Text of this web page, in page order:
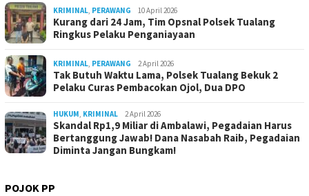
KRIMINAL, PERAWANG 10 April 2026
Kurang dari 24 Jam, Tim Opsnal Polsek Tualang
Ringkus Pelaku Penganiayaan
KRIMINAL, PERAWANG 2 April 2026
Tak Butuh Waktu Lama, Polsek Tualang Bekuk 2
Pelaku Curas Pembacokan Ojol, Dua DPO
HUKUM, KRIMINAL 2 April 2026
Skandal Rp1,9 Miliar di Ambalawi, Pegadaian Harus
Bertanggung Jawab! Dana Nasabah Raib, Pegadaian
Diminta Jangan Bungkam!
POJOK PP